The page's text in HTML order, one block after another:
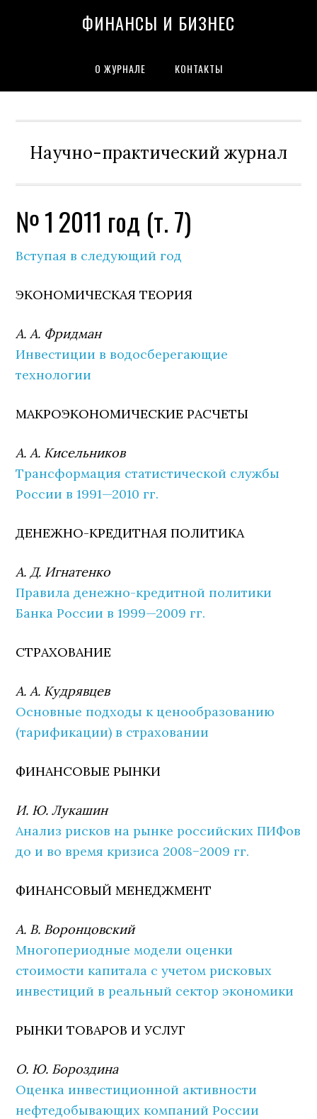
ФИНАНСЫ И БИЗНЕС
О ЖУРНАЛЕ КОНТАКТЫ
Научно-практический журнал
№ 1 2011 год (т. 7)
Вступая в следующий год
ЭКОНОМИЧЕСКАЯ ТЕОРИЯ
А. А. Фридман
Инвестиции в водосберегающие
технологии
МАКРОЭКОНОМИЧЕСКИЕ РАСЧЕТЫ
А. А. Кисельников
Трансформация статистической службы
России в 1991—2010 гг.
ДЕНЕЖНО-КРЕДИТНАЯ ПОЛИТИКА
А. Д. Игнатенко
Правила денежно-кредитной политики
Банка России в 1999—2009 гг.
СТРАХОВАНИЕ
А. А. Кудрявцев
Основные подходы к ценообразованию
(тарификации) в страховании
ФИНАНСОВЫЕ РЫНКИ
И. Ю. Лукашин
Анализ рисков на рынке российских ПИФов
до и во время кризиса 2008−2009 гг.
ФИНАНСОВЫЙ МЕНЕДЖМЕНТ
А. В. Воронцовский
Многопериодные модели оценки
стоимости капитала с учетом рисковых
инвестиций в реальный сектор экономики
РЫНКИ ТОВАРОВ И УСЛУГ
О. Ю. Бороздина
Оценка инвестиционной активности
нефтедобывающих компаний России